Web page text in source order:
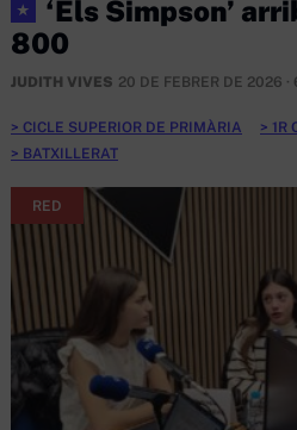
★
‘Els Simpson’
800
JUDITH VIVES 20 DE FEBRER DE 2026 ·
CICLE SUPERIOR DE PRIMÀRIA 1R
BATXILLERAT
RED